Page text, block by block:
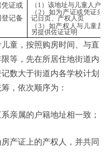
凭证或
登记备
（1）该地址与儿童人户
（2）如为产证或凭证
记日页、产权人页
（3）如产权人与儿童
另提供佐证证明
童，按照购房时间、与直
等，先在所居住地街道内
数大于街道内各学校计划
，依次顺序为：
属的户籍地址相一致；
证上的产权人，并共同